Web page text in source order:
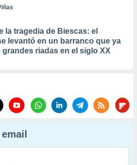
la tragedia de Biescas: el
levantó en un barranco que ya
riadas en el siglo XX